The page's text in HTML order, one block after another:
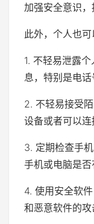
加强安全意识，
此外，个人也可
1. 不轻易泄露
息，特别是电话
2. 不轻易接受
设备或者可以连
3. 定期检查手
手机或电脑是否
4. 使用安全软
和恶意软件的攻